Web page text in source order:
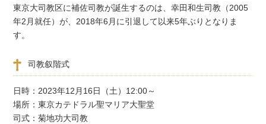
東京大司教区に補佐司教が誕生するのは、幸田和生司教（2005
年2月就任）が、2018年6月に引退して以来5年ぶりとなりま
す。
司教叙階式
日時：2023年12月16日（土）12:00～
場所：東京カテドラル聖マリア大聖堂
司式：菊地功大司教